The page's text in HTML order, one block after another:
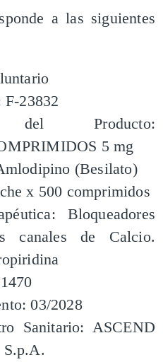
a las siguientes
F-23832
del Producto:
5 mg
(Besilato)
x 500 comprimidos
Bloqueadores
canales de Calcio.
03/2028
Sanitario: ASCEND